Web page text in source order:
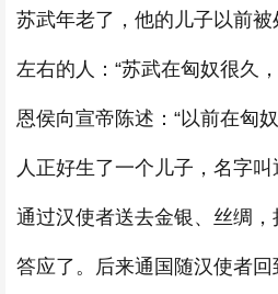
苏武年老了，他的儿子以前
左右的人：“苏武在匈奴很久
恩侯向宣帝陈述：“以前在匈
人正好生了一个儿子，名字
通过汉使者送去金银、丝绸，
答应了。后来通国随汉使者